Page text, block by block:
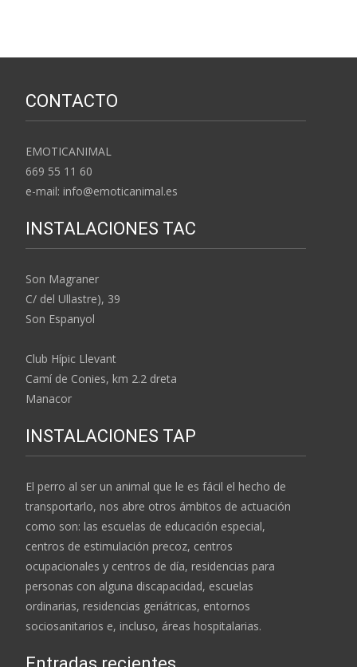
CONTACTO
EMOTICANIMAL
669 55 11 60
e-mail: info@emoticanimal.es
INSTALACIONES TAC
Son Magraner
C/ del Ullastre), 39
Son Espanyol
Club Hípic Llevant
Camí de Conies, km 2.2 dreta
Manacor
INSTALACIONES TAP
El perro al ser un animal que le es fácil el hecho de
transportarlo, nos abre otros ámbitos de actuación
como son: las escuelas de educación especial,
centros de estimulación precoz, centros
ocupacionales y centros de día, residencias para
personas con alguna discapacidad, escuelas
ordinarias, residencias geriátricas, entornos
sociosanitarios e, incluso, áreas hospitalarias.
Entradas recientes